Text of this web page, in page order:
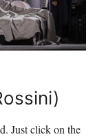
Just click on the